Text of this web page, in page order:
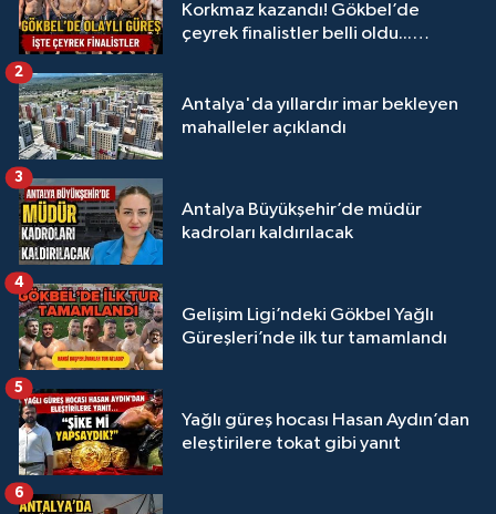
Korkmaz kazandı! Gökbel’de
çeyrek finalistler belli oldu...
Antalya'da yıllardır imar bekleyen
mahalleler açıklandı
2
Antalya Büyükşehir’de müdür
kadroları kaldırılacak
3
Gelişim Ligi’ndeki Gökbel Yağlı
Güreşleri’nde ilk tur tamamlandı
4
Yağlı güreş hocası Hasan Aydın’dan
eleştirilere tokat gibi yanıt
5
6